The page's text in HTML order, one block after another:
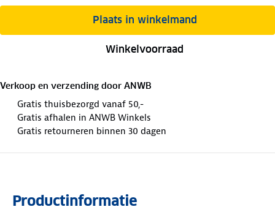
Plaats in winkelmand
Winkelvoorraad
Verkoop en verzending door ANWB
Gratis thuisbezorgd vanaf 50,-
Gratis afhalen in ANWB Winkels
Gratis retourneren binnen 30 dagen
Productinformatie